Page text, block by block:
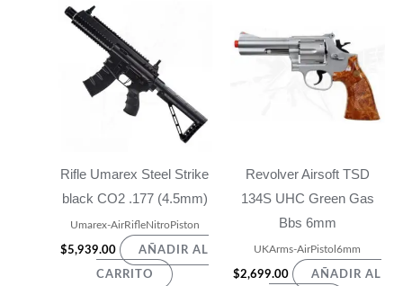
Rifle Umarex Steel Strike
black CO2 .177 (4.5mm)
Umarex-AirRifleNitroPiston
$5,939.00 AÑADIR AL
CARRITO
Revolver Airsoft TSD
134S UHC Green Gas
Bbs 6mm
UKArms-AirPistol6mm
$2,699.00 AÑADIR AL